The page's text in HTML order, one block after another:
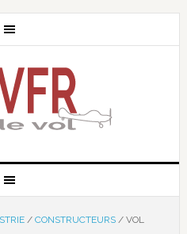
/ CONSTRUCTEURS /VOL